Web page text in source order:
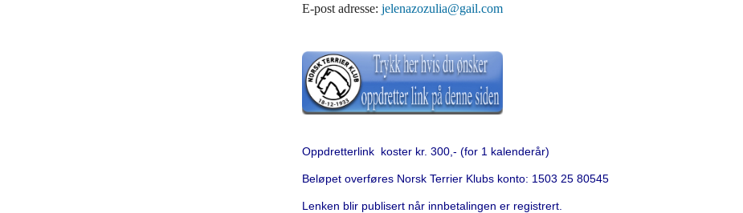
E-post adresse: jelenazozulia@gail.com
Oppdretterlink koster kr. 300,- (for 1 kalenderår)
Beløpet overføres Norsk Terrier Klubs konto: 1503 25 80545
Lenken blir publisert når innbetalingen er registrert.